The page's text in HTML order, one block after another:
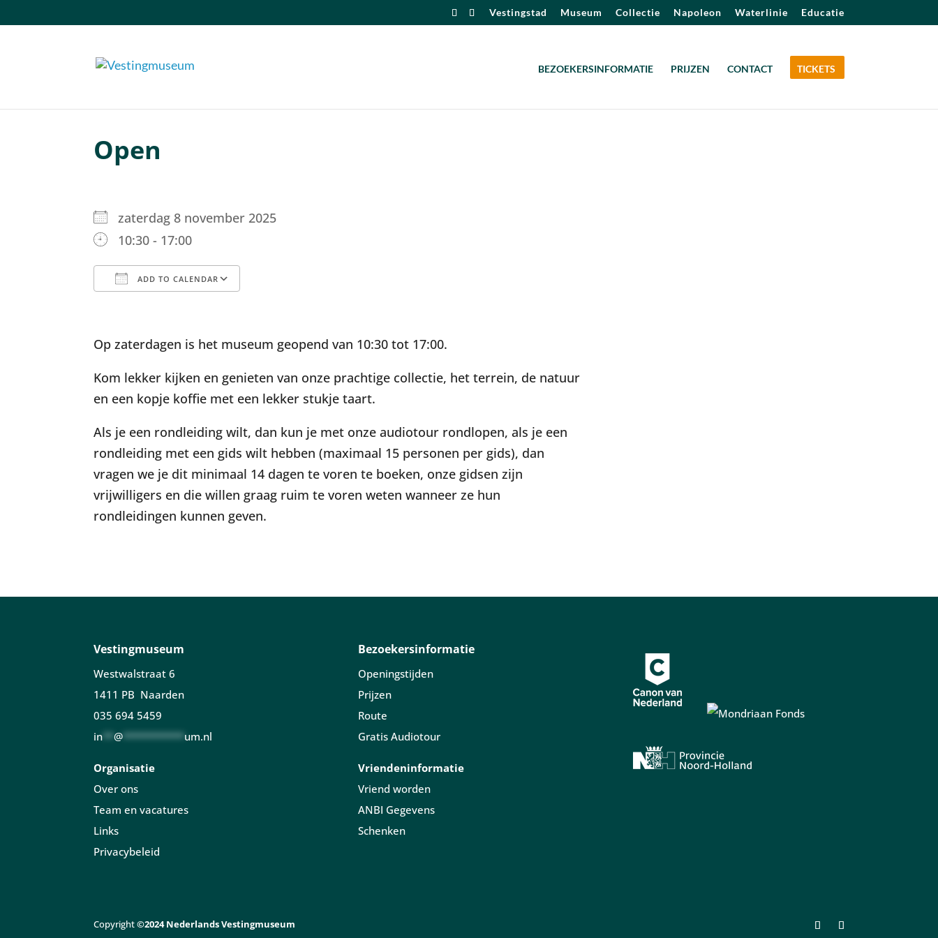
Vestingstad Museum Collectie Napoleon Waterlinie Educatie
BEZOEKERSINFORMATIE PRIJZEN CONTACT TICKETS
Open
zaterdag 8 november 2025
10:30 - 17:00
ADD TO CALENDAR
Op zaterdagen is het museum geopend van 10:30 tot 17:00.
Kom lekker kijken en genieten van onze prachtige collectie, het terrein, de natuur
en een kopje koffie met een lekker stukje taart.
Als je een rondleiding wilt, dan kun je met onze audiotour rondlopen, als je een
rondleiding met een gids wilt hebben (maximaal 15 personen per gids), dan
vragen we je dit minimaal 14 dagen te voren te boeken, onze gidsen zijn
vrijwilligers en die willen graag ruim te voren weten wanneer ze hun
rondleidingen kunnen geven.
Vestingmuseum
Westwalstraat 6
1411 PB Naarden
035 694 5459
in **@ *********** um.nl
Organisatie
Over ons
Team en vacatures
Links
Privacybeleid
Bezoekersinformatie
Openingstijden
Prijzen
Route
Gratis Audiotour
Vriendeninformatie
Vriend worden
ANBI Gegevens
Schenken
Copyright©2024 Nederlands Vestingmuseum